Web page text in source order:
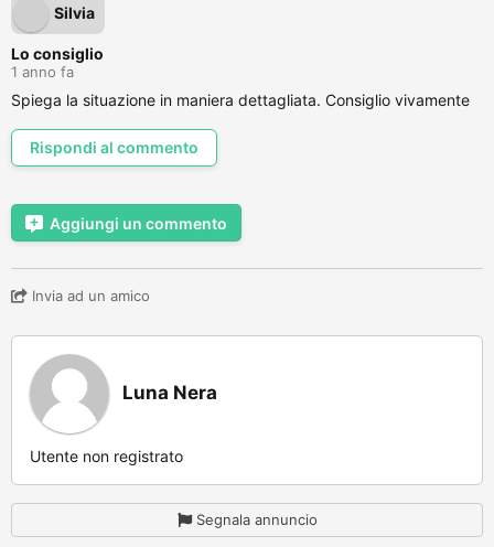
Silvia
Lo consiglio
1 anno fa
Spiega la situazione in maniera dettagliata. Consiglio vivamente
Rispondi al commento
Aggiungi un commento
Invia ad un amico
Luna Nera
Utente non registrato
Segnala annuncio